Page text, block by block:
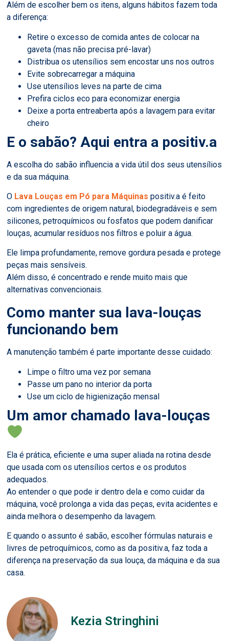
Além de escolher bem os itens, alguns hábitos fazem toda
a diferença:
Retire o excesso de comida antes de colocar na
gaveta (mas não precisa pré-lavar)
Distribua os utensílios sem encostar uns nos outros
Evite sobrecarregar a máquina
Use utensílios leves na parte de cima
Prefira ciclos eco para economizar energia
Deixe a porta entreaberta após a lavagem para evitar
cheiro
E o sabão? Aqui entra a positiv.a
A escolha do sabão influencia a vida útil dos seus utensílios
e da sua máquina.
O Lava Louças em Pó para Máquinas positiv.a é feito
com ingredientes de origem natural, biodegradáveis e sem
silicones, petroquímicos ou fosfatos que podem danificar
louças, acumular resíduos nos filtros e poluir a água.
Ele limpa profundamente, remove gordura pesada e protege
peças mais sensíveis.
Além disso, é concentrado e rende muito mais que
alternativas convencionais.
Como manter sua lava-louças
funcionando bem
A manutenção também é parte importante desse cuidado:
Limpe o filtro uma vez por semana
Passe um pano no interior da porta
Use um ciclo de higienização mensal
Um amor chamado lava-louças
Ela é prática, eficiente e uma super aliada na rotina desde
que usada com os utensílios certos e os produtos
adequados.
Ao entender o que pode ir dentro dela e como cuidar da
máquina, você prolonga a vida das peças, evita acidentes e
ainda melhora o desempenho da lavagem.
E quando o assunto é sabão, escolher fórmulas naturais e
livres de petroquímicos, como as da positiv.a, faz toda a
diferença na preservação da sua louça, da máquina e da sua
casa.
Kezia Stringhini